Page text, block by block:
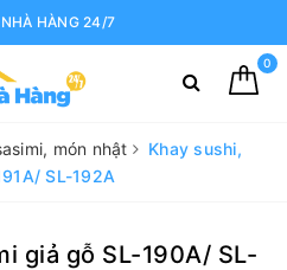
HÀNG 24/7
0
món nhật
Khay sushi,
SL-192A
giả gỗ SL-190A/ SL-